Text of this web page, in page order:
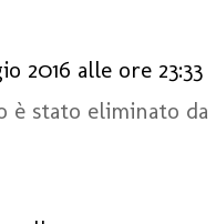
2016 alle ore 23:33
è stato eliminato